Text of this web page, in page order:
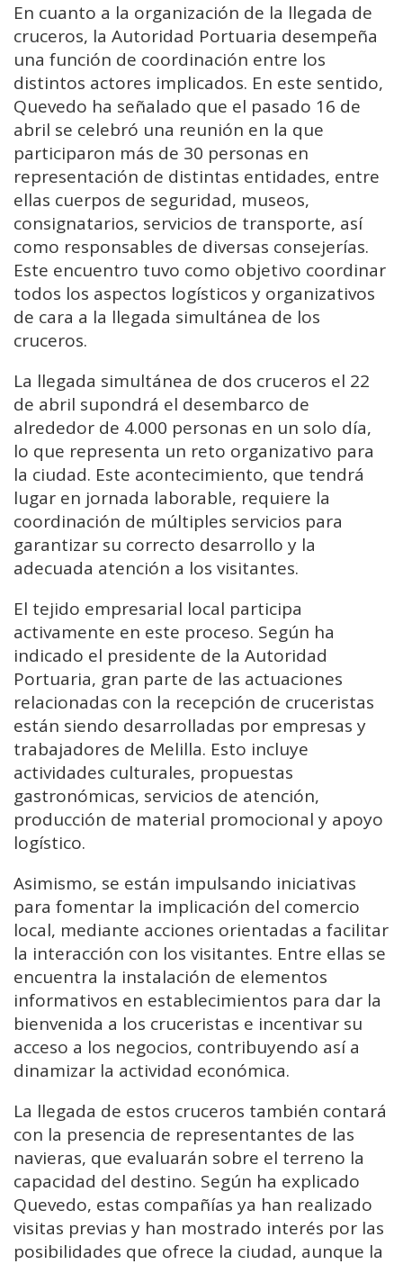
En cuanto a la organización de la llegada de
cruceros, la Autoridad Portuaria desempeña
una función de coordinación entre los
distintos actores implicados. En este sentido,
Quevedo ha señalado que el pasado 16 de
abril se celebró una reunión en la que
participaron más de 30 personas en
representación de distintas entidades, entre
ellas cuerpos de seguridad, museos,
consignatarios, servicios de transporte, así
como responsables de diversas consejerías.
Este encuentro tuvo como objetivo coordinar
todos los aspectos logísticos y organizativos
de cara a la llegada simultánea de los
cruceros.
La llegada simultánea de dos cruceros el 22
de abril supondrá el desembarco de
alrededor de 4.000 personas en un solo día,
lo que representa un reto organizativo para
la ciudad. Este acontecimiento, que tendrá
lugar en jornada laborable, requiere la
coordinación de múltiples servicios para
garantizar su correcto desarrollo y la
adecuada atención a los visitantes.
El tejido empresarial local participa
activamente en este proceso. Según ha
indicado el presidente de la Autoridad
Portuaria, gran parte de las actuaciones
relacionadas con la recepción de cruceristas
están siendo desarrolladas por empresas y
trabajadores de Melilla. Esto incluye
actividades culturales, propuestas
gastronómicas, servicios de atención,
producción de material promocional y apoyo
logístico.
Asimismo, se están impulsando iniciativas
para fomentar la implicación del comercio
local, mediante acciones orientadas a facilitar
la interacción con los visitantes. Entre ellas se
encuentra la instalación de elementos
informativos en establecimientos para dar la
bienvenida a los cruceristas e incentivar su
acceso a los negocios, contribuyendo así a
dinamizar la actividad económica.
La llegada de estos cruceros también contará
con la presencia de representantes de las
navieras, que evaluarán sobre el terreno la
capacidad del destino. Según ha explicado
Quevedo, estas compañías ya han realizado
visitas previas y han mostrado interés por las
posibilidades que ofrece la ciudad, aunque la